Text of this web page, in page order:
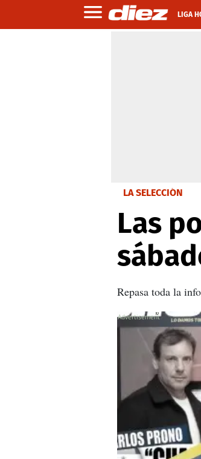
LIGA
LA SELECCIÓN
Las
Repasa toda la
X
X
X